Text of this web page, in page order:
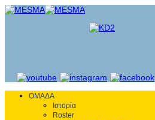
ΟΜΑΔΑ
Ιστορία
Roster